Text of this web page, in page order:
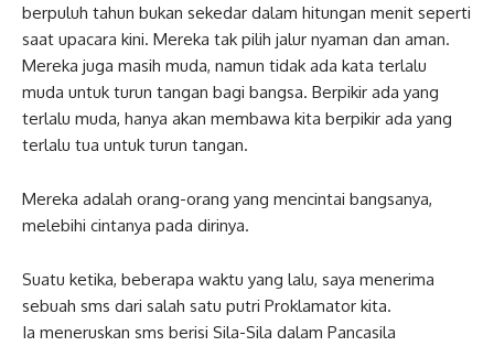
berpuluh tahun bukan sekedar dalam hitungan menit seperti
saat upacara kini. Mereka tak pilih jalur nyaman dan aman.
Mereka juga masih muda, namun tidak ada kata terlalu
muda untuk turun tangan bagi bangsa. Berpikir ada yang
terlalu muda, hanya akan membawa kita berpikir ada yang
terlalu tua untuk turun tangan.
Mereka adalah orang-orang yang mencintai bangsanya,
melebihi cintanya pada dirinya.
Suatu ketika, beberapa waktu yang lalu, saya menerima
sebuah sms dari salah satu putri Proklamator kita.
Ia meneruskan sms berisi Sila-Sila dalam Pancasila